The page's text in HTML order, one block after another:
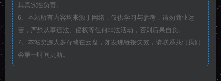
其真实性负责。
6、本站所有内容均来源于网络，仅供学习与参考，请勿商业运
营，严禁从事违法、侵权等任何非法活动，否则后果自负。
7、本站资源大多存储在云盘，如发现链接失效，请联系我们我们
会第一时间更新。